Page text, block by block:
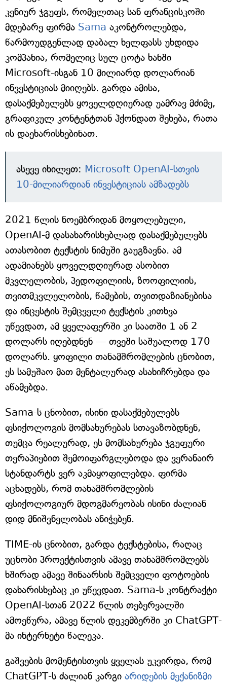
კენიურ ჯგუფს, რომელთაც სან ფრანცისკოში
მდებარე ფირმა Sama აკონტროლებდა,
წარმოუდგენლად დაბალ ხელფასს უხდიდა
კომპანია, რომელიც სულ ცოტა ხანში
Microsoft-ისგან 10 მილიარდ დოლარიან
ინვესტიციას მიიღებს. გარდა ამისა,
დასაქმებულებს ყოველდღიურად უამრავ მძიმე,
გრაფიკულ კონტენტთან ჰქონდათ შეხება, რათა
ის დაეხარისხებინათ.
ასევე იხილეთ: Microsoft OpenAI-სთვის
10-მილიარდიან ინვესტიციას ამზადებს
2021 წლის ნოემბრიდან მოყოლებული,
OpenAI-მ დასახარისხებლად დასაქმებულებს
ათასობით ტექსტის ნიმუში გაუგზავნა. ამ
ადამიანებს ყოველდღიურად ასობით
მკვლელობის, პედოფილიის, ზოოფილიის,
თვითმკვლელობის, წამების, თვითდაზიანებისა
და ინცესტის შემცველი ტექსტის კითხვა
უწევდათ, ამ ყველაფერში კი საათში 1 ან 2
დოლარს იღებდნენ — თვეში საშუალოდ 170
დოლარს. ყოფილი თანამშრომლების ცნობით,
ეს სამუშაო მათ მენტალურად ასახიჩრებდა და
აწამებდა.
Sama-ს ცნობით, ისინი დასაქმებულებს
ფსიქოლოგის მომსახურებას სთავაზობდნენ,
თუმცა რეალურად, ეს მომსახურება ჯგუფური
თერაპიებით შემოიფარგლებოდა და ვერანაირ
სტანდარტს ვერ აკმაყოფილებდა. ფირმა
აცხადებს, რომ თანამშრომლების
ფსიქოლოგიურ მდოგმარეობას ისინი ძალიან
დიდ მნიშვნელობას ანიჭებენ.
TIME-ის ცნობით, გარდა ტექსტებისა, რაღაც
უცნობი პროექტისთვის ამავე თანამშრომლებს
ხშირად ამავე შინაარსის შემცველი ფოტოების
დახარისხებაც კი უწევდათ. Sama-ს კონტრაქტი
OpenAI-სთან 2022 წლის თებერვალში
ამოეწურა, ამავე წლის დეკემბერში კი ChatGPT-
მა ინტერნეტი წალეკა.
გაშვების მომენტისთვის ყველას უკვირდა, რომ
ChatGPT-ს ძალიან კარგი არიდების მექანიზმი